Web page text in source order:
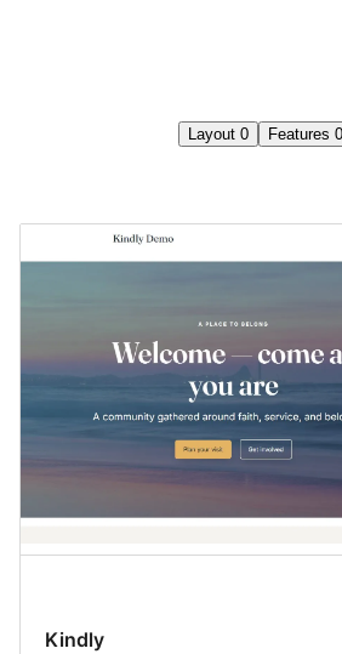
Layout 0 Features 0
Kindly